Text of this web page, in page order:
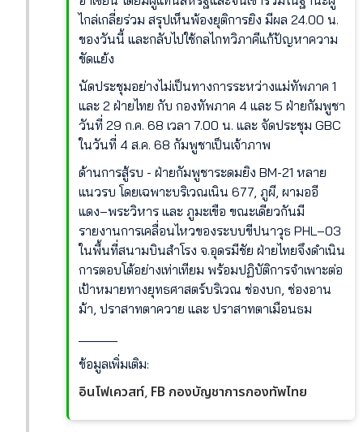
ไกล่เกลี่ยร่วม สรุปเห็นพ้องยุติการยิง มีผล 24.00 น.
ของวันนี้ และกลับไปใช้กลไกทวิภาคีแก้ปัญหาความ
ขัดแย้ง
นัดประชุมอย่างไม่เป็นทางการระหว่างแม่ทัพภาค 1
และ 2 ฝ่ายไทย กับ กองทัพภาค 4 และ 5 ฝ่ายกัมพูชา
วันที่ 29 ก.ค. 68 เวลา 7.00 น. และ จัดประชุม GBC
ในวันที่ 4 ส.ค. 68 กัมพูชาเป็นเจ้าภาพ
ด้านการสู้รบ - ฝ่ายกัมพูชาระดมยิง BM-21 หลาย
แนวรบ โดยเฉพาะบริเวณเนิน 677, ภูผี, ผามออี
แดง–พระวิหาร และ ภูมะเขือ ขณะเดียวกันมี
รายงานการเคลื่อนไหวของระบบขีปนาวุธ PHL–03
ในพื้นที่สนามบินสำโรง จ.อุดรมีชัย ฝ่ายไทยจึงดำเนิน
การตอบโต้อย่างเท่าเทียม พร้อมปฏิบัติการจำเพาะต่อ
เป้าหมายทางยุทธศาสตร์บริเวณ ช่องบก, ช่องอาน
ม้า, ปราสาทตาควาย และ ปราสาทตาเมือนธม
ข้อมูลเพิ่มเติม:
อินโฟเควสท์, FB กองบัญชาการกองทัพไทย